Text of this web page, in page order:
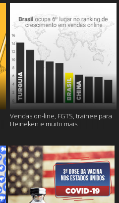
Vendas on-line, FGTS, trainee para
Heineken e muito mais